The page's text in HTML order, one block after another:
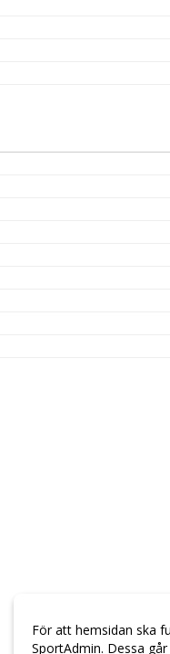
För att hemsidan ska
SportAdmin. Dessa